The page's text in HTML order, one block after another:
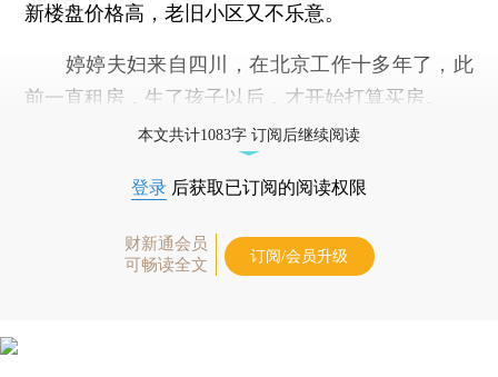
新楼盘价格高，老旧小区又不乐意。
婷婷夫妇来自四川，在北京工作十多年了，此
前一直租房，生了孩子以后，才开始打算买房。
本文共计1083字 订阅后继续阅读
登录 后获取已订阅的阅读权限
财新通会员
可畅读全文
订阅/会员升级